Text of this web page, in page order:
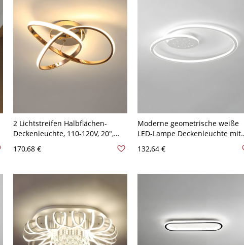
2 Lichtstreifen Halbflächen-
Deckenleuchte, 110-120V, 20",
170,68 €
Moderne geometrische weiße
LED-Lampe Deckenleuchte mit
Umgebungsschirm - 110V-120V
49,53 cm Weißlicht
132,64 €